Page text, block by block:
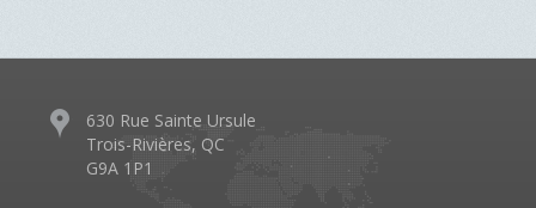
630 Rue Sainte Ursule
Trois-Rivières, QC
G9A 1P1